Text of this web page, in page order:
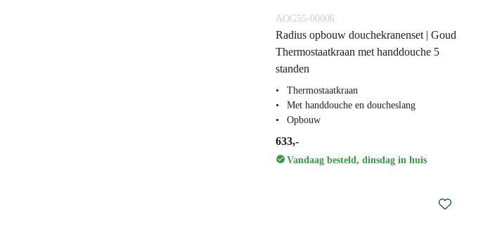
AOG55-00006
Radius opbouw douchekranenset | Goud
Thermostaatkraan met handdouche 5
standen
Thermostaatkraan
Met handdouche en doucheslang
Opbouw
633,-
Vandaag besteld, dinsdag in huis